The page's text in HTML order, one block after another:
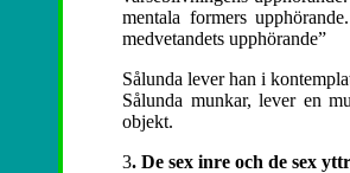
mentala formers
medvetandets upphörande”
Sålunda lever han i
Sålunda munkar, lever en
objekt.
3. De sex inre och de sex